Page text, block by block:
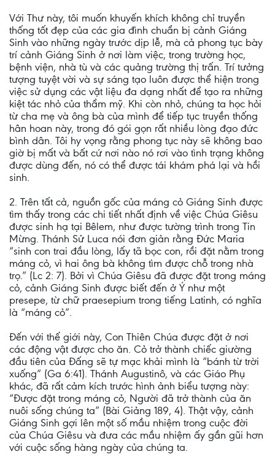
Với Thư này, tôi muốn khuyến khích không chỉ truyền
thống tốt đẹp của các gia đình chuẩn bị cảnh Giáng
Sinh vào những ngày trước dịp lễ, mà cả phong tục bày
trí cảnh Giáng Sinh ở nơi làm việc, trong trường học,
bệnh viện, nhà tù và các quảng trường thị trấn. Trí tưởng
tượng tuyệt vời và sự sáng tạo luôn được thể hiện trong
việc sử dụng các vật liệu đa dạng nhất để tạo ra những
kiệt tác nhỏ của thẩm mỹ. Khi còn nhỏ, chúng ta học hỏi
từ cha mẹ và ông bà của mình để tiếp tục truyền thống
hân hoan này, trong đó gói gọn rất nhiều lòng đạo đức
bình dân. Tôi hy vọng rằng phong tục này sẽ không bao
giờ bị mất và bất cứ nơi nào nó rơi vào tình trạng không
được dùng đến, nó có thể được tái khám phá lại và hồi
sinh.
2. Trên tất cả, nguồn gốc của máng cỏ Giáng Sinh được
tìm thấy trong các chi tiết nhất định về việc Chúa Giêsu
được sinh hạ tại Bêlem, như được tường trình trong Tin
Mừng. Thánh Sử Luca nói đơn giản rằng Đức Maria
“sinh con trai đầu lòng, lấy tã bọc con, rồi đặt nằm trong
máng cỏ, vì hai ông bà không tìm được chỗ trong nhà
trọ.” (Lc 2: 7). Bởi vì Chúa Giêsu đã được đặt trong máng
cỏ, cảnh Giáng Sinh được biết đến ở Ý như một
presepe, từ chữ praesepium trong tiếng Latinh, có nghĩa
là “máng cỏ”.
Đến với thế giới này, Con Thiên Chúa được đặt ở nơi
các động vật được cho ăn. Cỏ trở thành chiếc giường
đầu tiên của Đấng sẽ tự mạc khải mình là “bánh từ trời
xuống” (Ga 6:41). Thánh Augustinô, và các Giáo Phụ
khác, đã rất cảm kích trước hình ảnh biểu tượng này:
“Được đặt trong máng cỏ, Người đã trở thành của ăn
nuôi sống chúng ta” (Bài Giảng 189, 4). Thật vậy, cảnh
Giáng Sinh gợi lên một số mầu nhiệm trong cuộc đời
của Chúa Giêsu và đưa các mầu nhiệm ấy gần gũi hơn
với cuộc sống hàng ngày của chúng ta.